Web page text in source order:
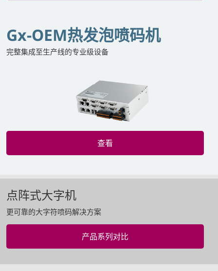
Gx-OEM热发泡喷码机
完整集成至生产线的专业级设备
查看
点阵式大字机
更可靠的大字符喷码解决方案
产品系列对比